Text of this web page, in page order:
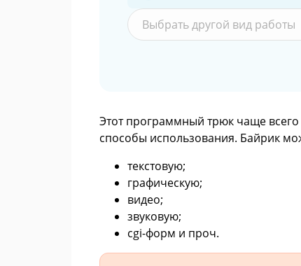
Выбрать другой вид работы
Этот программный трюк чаще всего
способы использования. Байрик
текстовую;
графическую;
видео;
звуковую;
cgi-форм и проч.